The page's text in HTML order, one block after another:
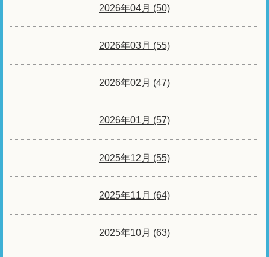
2026年04月 (50)
2026年03月 (55)
2026年02月 (47)
2026年01月 (57)
2025年12月 (55)
2025年11月 (64)
2025年10月 (63)